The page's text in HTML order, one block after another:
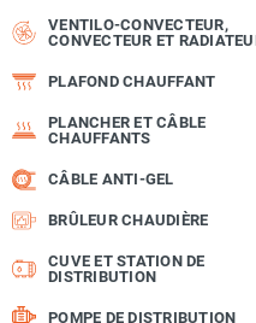
VENTILO-CONVECTEUR,
CONVECTEUR ET
PLAFOND CHAUFFANT
PLANCHER ET CÂBLE
CHAUFFANTS
CÂBLE ANTI-GEL
BRÛLEUR CHAUDIÈRE
CUVE ET STATION DE
DISTRIBUTION
POMPE DE DISTRIBUTION